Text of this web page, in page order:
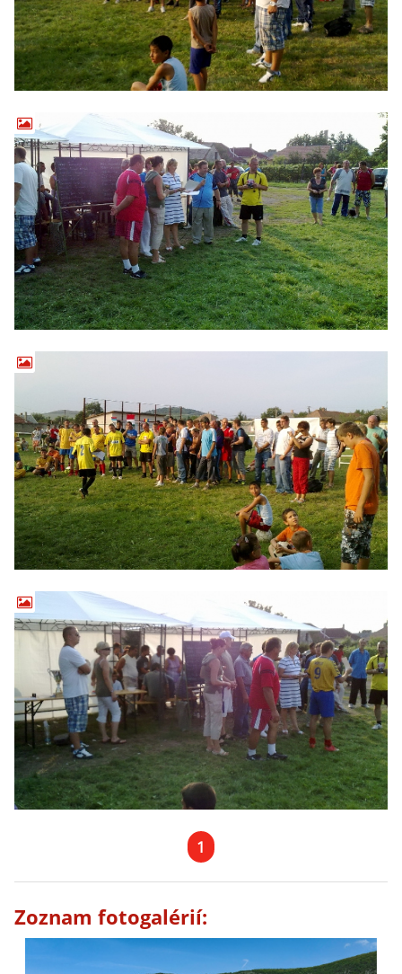
1
Zoznam fotogalérií: